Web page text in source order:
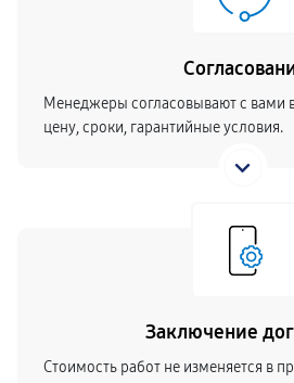
Менеджеры согласовывают с вами
цену, сроки, гарантийные условия.
Заключение
Стоимость работ не изменяется в